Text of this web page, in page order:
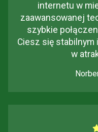
internetu w
zaawansowanej
szybkie
Ciesz się stabilnym
w